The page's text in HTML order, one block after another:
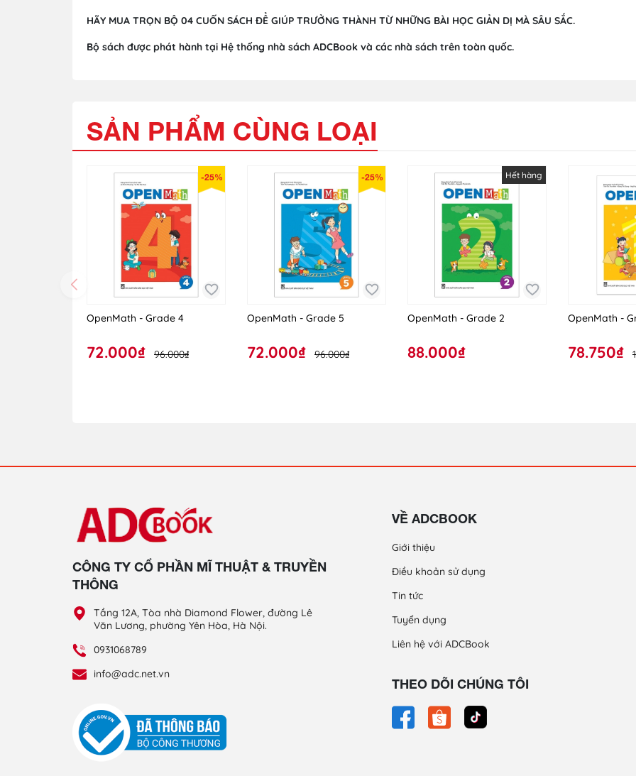
HÃY MUA TRỌN BỘ 04 CUỐN SÁCH ĐỂ GIÚP TRƯỞNG THÀNH TỪ NHỮNG BÀI HỌC GIẢN DỊ MÀ SÂU SẮC.
Bộ sách được phát hành tại Hệ thống nhà sách ADCBook và các nhà sách trên toàn quốc.
SẢN PHẨM CÙNG LOẠI
-25%
OpenMath - Grade 4
72.000₫ 96.000₫
-25%
OpenMath - Grade 5
72.000₫ 96.000₫
Hết hàng
OpenMath - Grade 2
88.000₫
OpenMath -
78.750₫
CÔNG TY CỔ PHẦN MĨ THUẬT & TRUYỀN
THÔNG
Tầng 12A, Tòa nhà Diamond Flower, đường Lê
Văn Lương, phường Yên Hòa, Hà Nội.
0931068789
info@adc.net.vn
VỀ ADCBOOK
Giới thiệu
Điều khoản sử dụng
Tin tức
Tuyển dụng
Liên hệ với ADCBook
THEO DÕI CHÚNG TÔI